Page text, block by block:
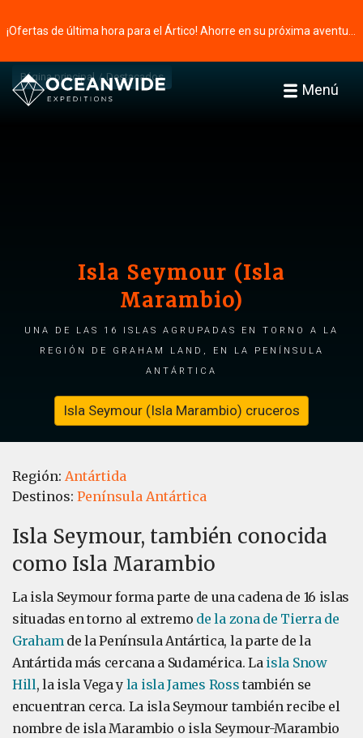
Menú
Página principal Destacados
Isla Seymour (Isla
Marambio)
Una de las 16 islas agrupadas en torno a la
región de Graham Land, en la Península
Antártica
Isla Seymour (Isla Marambio) cruceros
Región: Antártida
Destinos: Península Antártica
Isla Seymour, también conocida
como Isla Marambio
La isla Seymour forma parte de una cadena de 16 islas
situadas en torno al extremo de la zona de Tierra de
Grahamde la Península Antártica, la parte de la
Antártida más cercana a Sudamérica. La isla Snow
Hill, la isla Vega y la isla James Ross también se
encuentran cerca. La isla Seymour también recibe el
nombre de isla Marambio o isla Seymour-Marambio